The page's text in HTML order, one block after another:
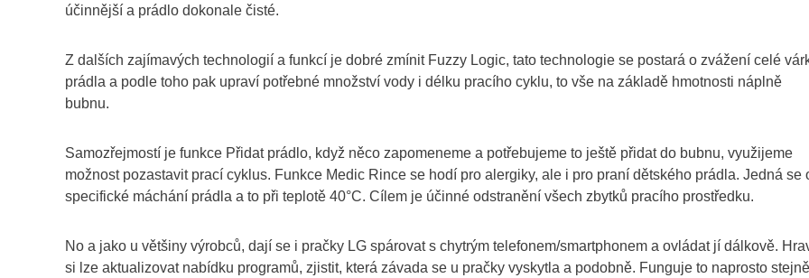
účinnější a prádlo dokonale čisté.
Z dalších zajímavých technologií a funkcí je dobré zmínit Fuzzy Logic, tato technologie se postará o zvážení celé
prádla a podle toho pak upraví potřebné množství vody i délku pracího cyklu, to vše na základě hmotnosti náplně
bubnu.
Samozřejmostí je funkce Přidat prádlo, když něco zapomeneme a potřebujeme to ještě přidat do bubnu, využijeme
možnost pozastavit prací cyklus. Funkce Medic Rince se hodí pro alergiky, ale i pro praní dětského prádla. Jedná se
specifické máchání prádla a to při teplotě 40°C. Cílem je účinné odstranění všech zbytků pracího prostředku.
No a jako u většiny výrobců, dají se i pračky LG spárovat s chytrým telefonem/smartphonem a ovládat jí dálkově.
si lze aktualizovat nabídku programů, zjistit, která závada se u pračky vyskytla a podobně. Funguje to naprosto stejně